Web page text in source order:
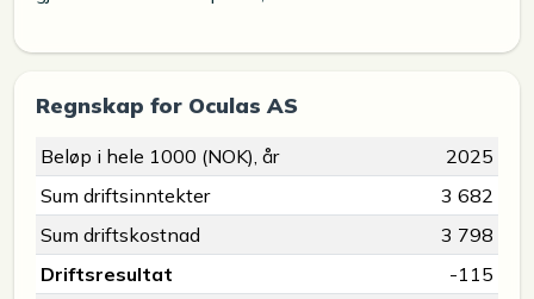
Regnskap for Oculas AS
Beløp i hele 1000 (NOK), år
2025
Sum driftsinntekter
3 682
Sum driftskostnad
3 798
Driftsresultat
-115